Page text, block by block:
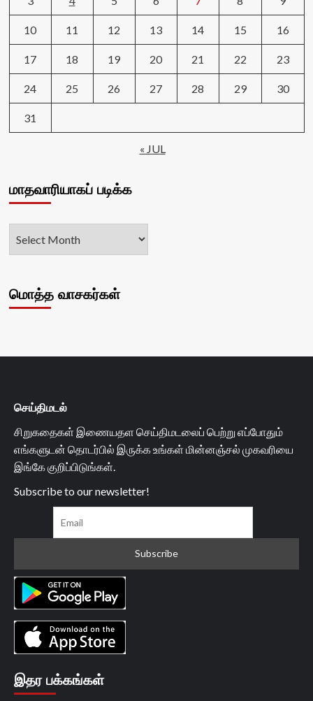
10 11 12 13 14 15 16
17 18 19 20 21 22 23
24 25 26 27 28 29 30
31
« JUL
மாதவாரியாகப் படிக்க
மொத்த வாசகர்கள்
செய்திமடல்
சிறுகதைகள் இணையதள செய்திமடலைப் பெற்று எப்போதும்
எங்களுடன் தொடர்பில் இருக்க உங்கள் மின்னஞ்சல் முகவரியை
இங்கே குறிப்பிடுங்கள்.
Subscribe to our newsletter!
இதர பக்கங்கள்